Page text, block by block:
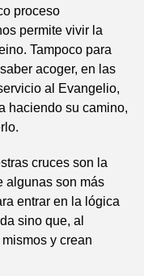
proceso
permite vivir la
Tampoco para
acoger, en las
al Evangelio,
haciendo su camino,
cruces son la
algunas son más
entrar en la lógica
sino que, al
y crean